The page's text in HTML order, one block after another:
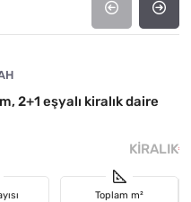
2+1 eşyalı kiralık daire
KIRALIK
Toplam m²
₺